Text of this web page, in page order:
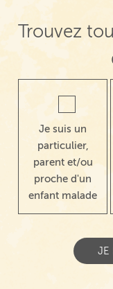
Trouvez
Je suis un
particulier,
parent et/ou
proche d'un
enfant malade